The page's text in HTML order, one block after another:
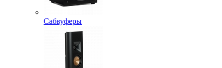
Сабвуферы